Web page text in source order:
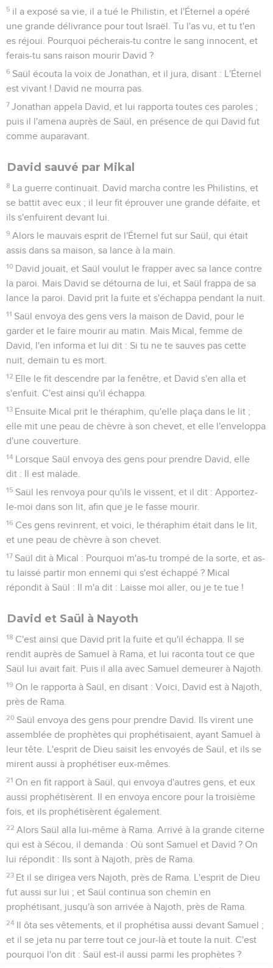
5 il a exposé sa vie, il a tué le Philistin, et l'Éternel a opéré
une grande délivrance pour tout Israël. Tu l'as vu, et tu t'en
es réjoui. Pourquoi pécherais-tu contre le sang innocent, et
ferais-tu sans raison mourir David ?
6 Saül écouta la voix de Jonathan, et il jura, disant : L'Éternel
est vivant ! David ne mourra pas.
7 Jonathan appela David, et lui rapporta toutes ces paroles ;
puis il l'amena auprès de Saül, en présence de qui David fut
comme auparavant.
David sauvé par Mikal
8 La guerre continuait. David marcha contre les Philistins, et
se battit avec eux ; il leur fit éprouver une grande défaite, et
ils s'enfuirent devant lui.
9 Alors le mauvais esprit de l'Éternel fut sur Saül, qui était
assis dans sa maison, sa lance à la main.
10 David jouait, et Saül voulut le frapper avec sa lance contre
la paroi. Mais David se détourna de lui, et Saül frappa de sa
lance la paroi. David prit la fuite et s'échappa pendant la nuit.
11 Saül envoya des gens vers la maison de David, pour le
garder et le faire mourir au matin. Mais Mical, femme de
David, l'en informa et lui dit : Si tu ne te sauves pas cette
nuit, demain tu es mort.
12 Elle le fit descendre par la fenêtre, et David s'en alla et
s'enfuit. C'est ainsi qu'il échappa.
13 Ensuite Mical prit le théraphim, qu'elle plaça dans le lit ;
elle mit une peau de chèvre à son chevet, et elle l'enveloppa
d'une couverture.
14 Lorsque Saül envoya des gens pour prendre David, elle
dit : Il est malade.
15 Saül les renvoya pour qu'ils le vissent, et il dit : Apportez-
le-moi dans son lit, afin que je le fasse mourir.
16 Ces gens revinrent, et voici, le théraphim était dans le lit,
et une peau de chèvre à son chevet.
17 Saül dit à Mical : Pourquoi m'as-tu trompé de la sorte, et as-
tu laissé partir mon ennemi qui s'est échappé ? Mical
répondit à Saül : Il m'a dit : Laisse moi aller, ou je te tue !
David et Saül à Nayoth
18 C'est ainsi que David prit la fuite et qu'il échappa. Il se
rendit auprès de Samuel à Rama, et lui raconta tout ce que
Saül lui avait fait. Puis il alla avec Samuel demeurer à Najoth.
19 On le rapporta à Saül, en disant : Voici, David est à Najoth,
près de Rama.
20 Saül envoya des gens pour prendre David. Ils virent une
assemblée de prophètes qui prophétisaient, ayant Samuel à
leur tête. L'esprit de Dieu saisit les envoyés de Saül, et ils se
mirent aussi à prophétiser eux-mêmes.
21 On en fit rapport à Saül, qui envoya d'autres gens, et eux
aussi prophétisèrent. Il en envoya encore pour la troisième
fois, et ils prophétisèrent également.
22 Alors Saül alla lui-même à Rama. Arrivé à la grande citerne
qui est à Sécou, il demanda : Où sont Samuel et David ? On
lui répondit : Ils sont à Najoth, près de Rama.
23 Et il se dirigea vers Najoth, près de Rama. L'esprit de Dieu
fut aussi sur lui ; et Saül continua son chemin en
prophétisant, jusqu'à son arrivée à Najoth, près de Rama.
24 Il ôta ses vêtements, et il prophétisa aussi devant Samuel ;
et il se jeta nu par terre tout ce jour-là et toute la nuit. C'est
pourquoi l'on dit : Saül est-il aussi parmi les prophètes ?